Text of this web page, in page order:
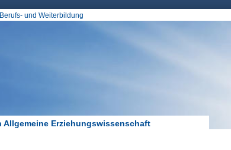
und Weiterbildung
Allgemeine Erziehungswissenschaft